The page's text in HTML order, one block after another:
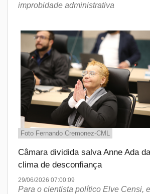
improbidade administrativa
Foto Fernando Cremonez-CML
Câmara dividida salva Anne Ada
clima de desconfiança
29/06/2026 07:00:09
Para o cientista político Elve Censi,